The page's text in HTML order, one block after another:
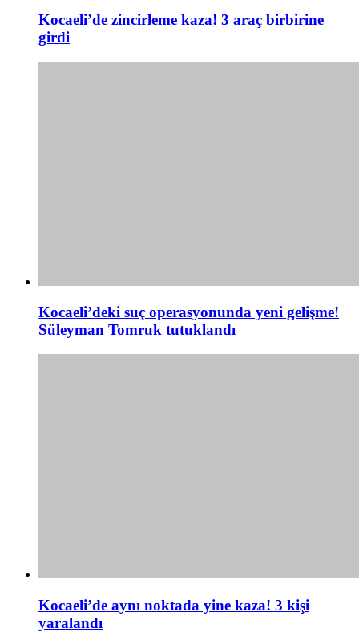
Kocaeli’de zincirleme kaza! 3 araç birbirine
girdi
Kocaeli’deki suç operasyonunda yeni gelişme!
Süleyman Tomruk tutuklandı
Kocaeli’de aynı noktada yine kaza! 3 kişi
yaralandı